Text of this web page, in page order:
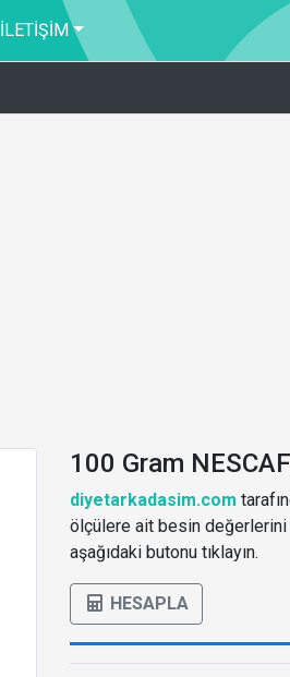
İLETİŞİM
100 Gram
diyetarkadasim.com
ölçülere ait besin
aşağıdaki butonu tıklayın.
HESAPLA